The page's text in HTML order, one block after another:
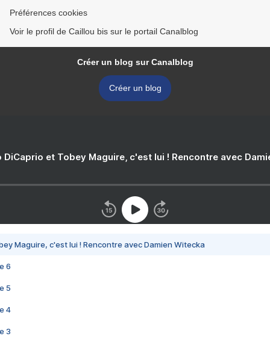
Préférences cookies
Voir le profil de Caillou bis sur le portail Canalblog
Créer un blog sur Canalblog
Créer un blog
DiCaprio et Tobey Maguire, c'est lui ! Rencontre avec
Maguire, c'est lui ! Rencontre avec Damien Witecka
6
5
4
3